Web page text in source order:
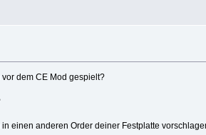
dem CE Mod gespielt?
einen anderen Order deiner Festplatte